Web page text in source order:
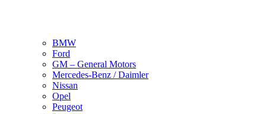
BMW
Ford
GM – General Motors
Mercedes-Benz / Daimler
Nissan
Opel
Peugeot